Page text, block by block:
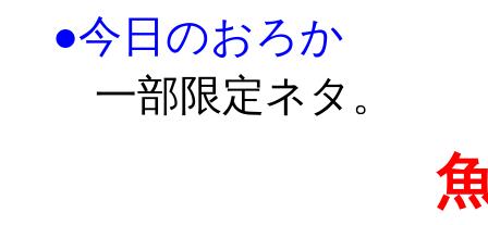
●今日のおろか
一部限定ネタ。